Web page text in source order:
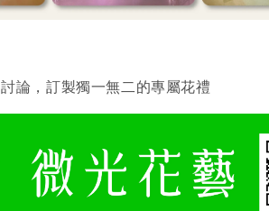
論，訂製獨一無二的專屬花禮